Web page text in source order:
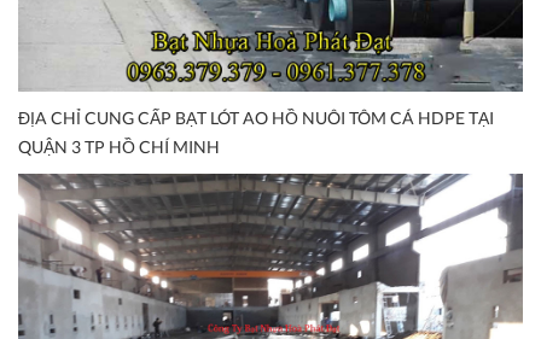
ĐỊA CHỈ CUNG CẤP BẠT LÓT AO HỒ NUÔI TÔM CÁ HDPE TẠI
QUẬN 3 TP HỒ CHÍ MINH